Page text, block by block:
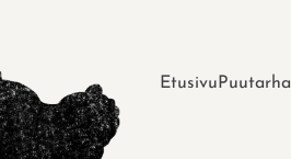
Etusivu Puutarha